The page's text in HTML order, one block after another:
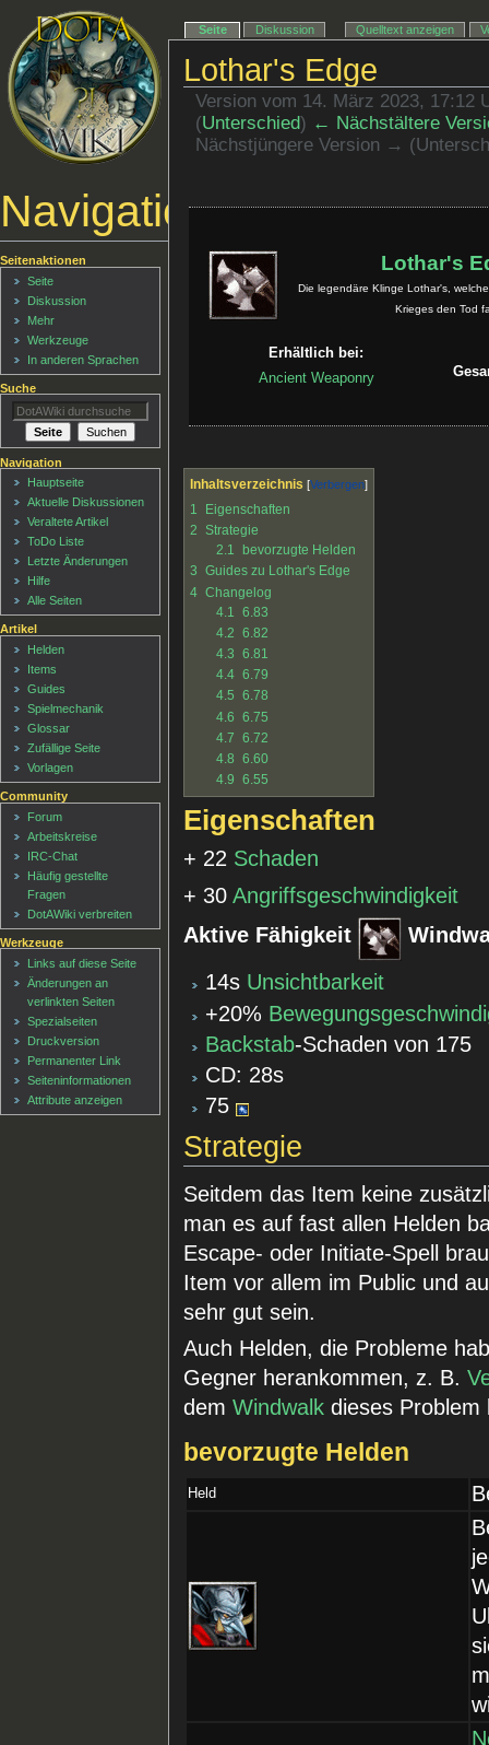
Lothar's Edge
Version vom 14. März 2023, 17:12
(Unterschied) ← Nächstältere
Nächstjüngere Version →
Lothar's
Die legendäre Klinge Lothar's,
Krieges den Tod
Erhältlich bei:
Ancient Weaponry
Inhaltsverzeichnis
1
Eigenschaften
2 Strategie
2.1
bevorzugte Helden
3 Guides zu Lothar's Edge
4 Changelog
4.1
6.83
4.2 6.82
4.3 6.81
4.4 6.79
4.5 6.78
4.6 6.75
4.7 6.72
4.8 6.60
4.9 6.55
Eigenschaften
+ 22 Schaden
+ 30Angriffsgeschwindigkeit
Aktive Fähigkeit
14s Unsichtbarkeit
+20%
Backstab-Schaden von 175
CD: 28s
75
Strategie
Seitdem das Item keine
man es auf fast allen Helden
Escape- oder Initiate-Spell
Item vor allem im Public und
sehr gut sein.
Auch Helden, die Probleme
Gegner herankommen, z. B.
demWindwalk dieses Problem
bevorzugte Helden
Held
Navigationsmenü
Seite Diskussion Quelltext anzeigen
Seitenaktionen
Seite
Diskussion
Mehr
Werkzeuge
In anderen Sprachen
Suche
Navigation
Hauptseite
Aktuelle Diskussionen
Veraltete Artikel
ToDo Liste
Letzte Änderungen
Hilfe
Alle Seiten
Artikel
Helden
Items
Guides
Spielmechanik
Glossar
Zufällige Seite
Vorlagen
Community
Forum
Arbeitskreise
IRC-Chat
Häufig gestellte
Fragen
DotAWiki verbreiten
Werkzeuge
Links auf diese Seite
Änderungen an
verlinkten Seiten
Spezialseiten
Druckversion
Permanenter Link
Seiten­informationen
Attribute anzeigen